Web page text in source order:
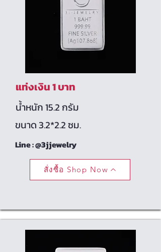
แท่งเงิน 1 บาท
น้ำหนัก 15.2 กรัม
ขนาด 3.2*2.2 ซม.
Line : @3jjewelry
สั่งซื้อ Shop Now